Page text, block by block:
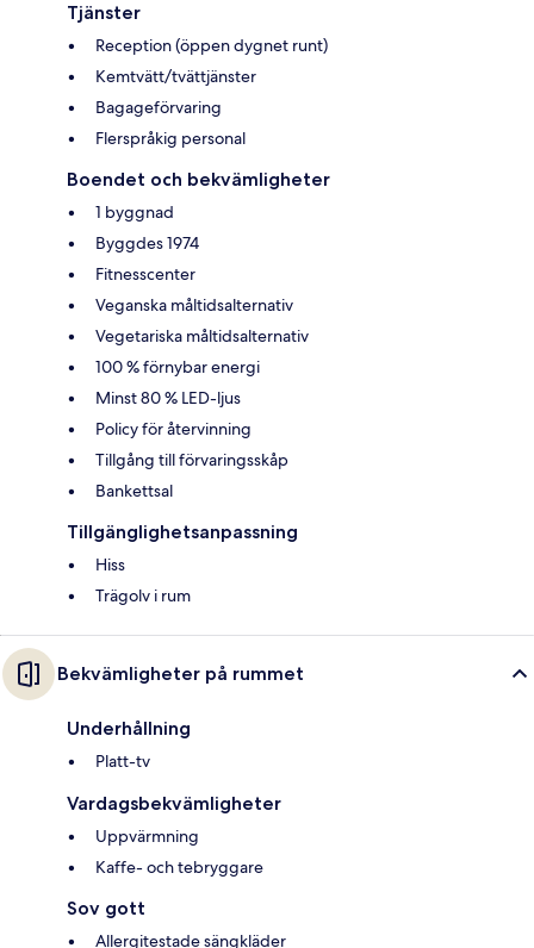
Tjänster
Reception (öppen dygnet runt)
Kemtvätt/tvättjänster
Bagageförvaring
Flerspråkig personal
Boendet och bekvämligheter
1 byggnad
Byggdes 1974
Fitnesscenter
Veganska måltidsalternativ
Vegetariska måltidsalternativ
100 % förnybar energi
Minst 80 % LED-ljus
Policy för återvinning
Tillgång till förvaringsskåp
Bankettsal
Tillgänglighetsanpassning
Hiss
Trägolv i rum
Bekvämligheter på rummet
Underhållning
Platt-tv
Vardagsbekvämligheter
Uppvärmning
Kaffe- och tebryggare
Sov gott
Allergitestade sängkläder